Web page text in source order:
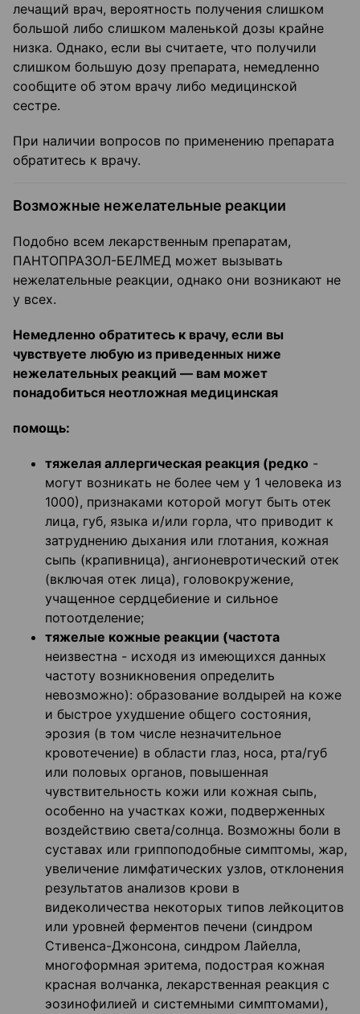
лечащий врач, вероятность получения слишком
большой либо слишком маленькой дозы крайне
низка. Однако, если вы считаете, что получили
слишком большую дозу препарата, немедленно
сообщите об этом врачу либо медицинской
сестре.
При наличии вопросов по применению препарата
обратитесь к врачу.
Возможные нежелательные реакции
Подобно всем лекарственным препаратам,
ПАНТОПРАЗОЛ-БЕЛМЕД может вызывать
нежелательные реакции, однако они возникают не
у всех.
Немедленно обратитесь к врачу, если вы
чувствуете любую из приведенных ниже
нежелательных реакций — вам может
понадобиться неотложная медицинская
помощь:
тяжелая аллергическая реакция (редко -
могут возникать не более чем у 1 человека из
1000), признаками которой могут быть отек
лица, губ, языка и/или горла, что приводит к
затруднению дыхания или глотания, кожная
сыпь (крапивница), ангионевротический отек
(включая отек лица), головокружение,
учащенное сердцебиение и сильное
потоотделение;
тяжелые кожные реакции (частота
неизвестна - исходя из имеющихся данных
частоту возникновения определить
невозможно): образование волдырей на коже
и быстрое ухудшение общего состояния,
эрозия (в том числе незначительное
кровотечение) в области глаз, носа, рта/губ
или половых органов, повышенная
чувствительность кожи или кожная сыпь,
особенно на участках кожи, подверженных
воздействию света/солнца. Возможны боли в
суставах или гриппоподобные симптомы, жар,
увеличение лимфатических узлов, отклонения
результатов анализов крови в
видеколичества некоторых типов лейкоцитов
или уровней ферментов печени (синдром
Стивенса-Джонсона, синдром Лайелла,
многоформная эритема, подострая кожная
красная волчанка, лекарственная реакция с
эозинофилией и системными симптомами),